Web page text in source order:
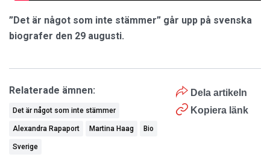
”Det är något som inte stämmer” går upp på svenska
biografer den 29 augusti.
Dela artikeln
Kopiera länk
Relaterade ämnen:
Det är något som inte stämmer
Alexandra Rapaport Martina Haag Bio
Sverige